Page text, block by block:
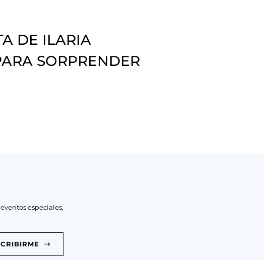
DE ILARIA
SORPRENDER
especiales,